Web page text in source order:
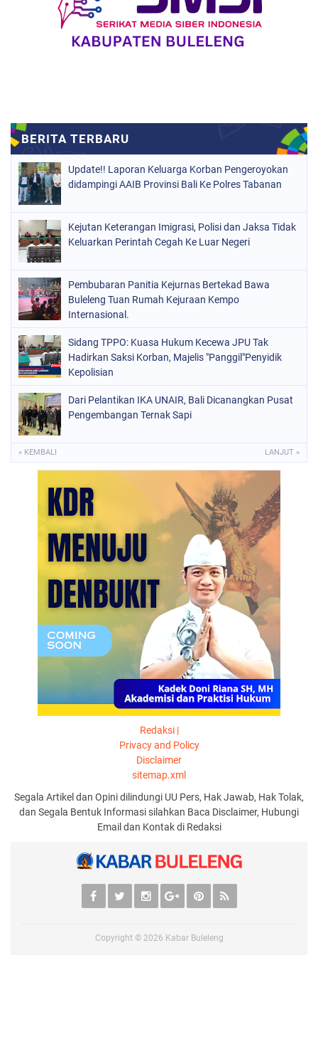
Update!! Laporan Keluarga Korban Pengeroyokan
didampingi AAIB Provinsi Bali Ke Polres Tabanan
Kejutan Keterangan Imigrasi, Polisi dan Jaksa Tidak
Keluarkan Perintah Cegah Ke Luar Negeri
Pembubaran Panitia Kejurnas Bertekad Bawa
Buleleng Tuan Rumah Kejuraan Kempo
Internasional.
Sidang TPPO: Kuasa Hukum Kecewa JPU Tak
Hadirkan Saksi Korban, Majelis "Panggil"Penyidik
Kepolisian
Dari Pelantikan IKA UNAIR, Bali Dicanangkan Pusat
Pengembangan Ternak Sapi
« KEMBALI LANJUT »
Redaksi |
Privacy and Policy
Disclaimer
sitemap.xml
Segala Artikel dan Opini dilindungi UU Pers, Hak Jawab, Hak Tolak,
dan Segala Bentuk Informasi silahkan Baca Disclaimer, Hubungi
Email dan Kontak di Redaksi
Copyright © 2026 Kabar Buleleng